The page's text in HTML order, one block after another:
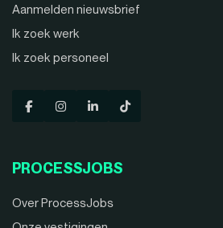
Aanmelden nieuwsbrief
Ik zoek werk
Ik zoek personeel
PROCESSJOBS
Over ProcessJobs